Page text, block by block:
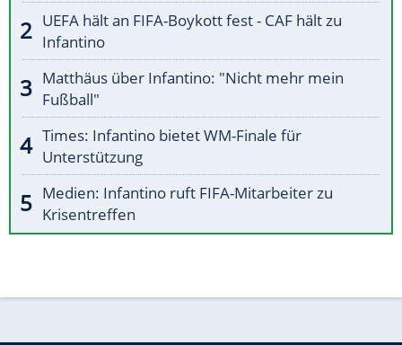
UEFA hält an FIFA-Boykott fest - CAF hält zu
Infantino
Matthäus über Infantino: "Nicht mehr mein
Fußball"
Times: Infantino bietet WM-Finale für
Unterstützung
Medien: Infantino ruft FIFA-Mitarbeiter zu
Krisentreffen